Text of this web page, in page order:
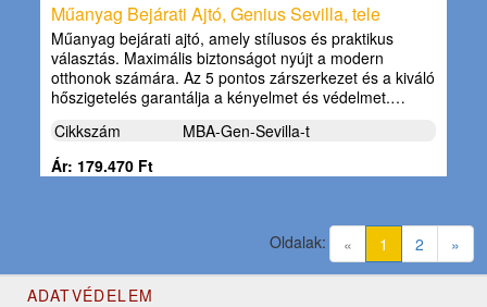
Műanyag Bejárati Ajtó, Genius Sevilla, tele
Műanyag bejárati ajtó, amely stílusos és praktikus
választás. Maximális biztonságot nyújt a modern
otthonok számára. Az 5 pontos zárszerkezet és a kiváló
hőszigetelés garantálja a kényelmet és védelmet.…
Cikkszám
MBA-Gen-Sevilla-t
Ár: 179.470 Ft
« 1 (current)
2 »
Oldalak:
ADATVÉDELEM